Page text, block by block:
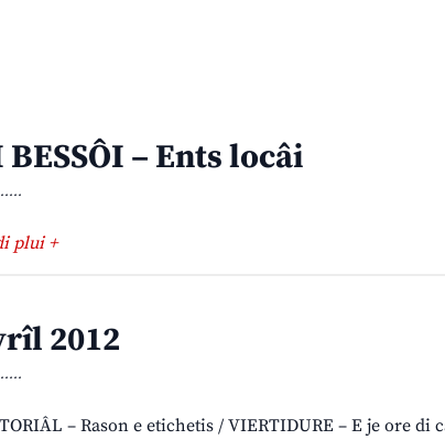
BESSÔI – Ents locâi
plui +
2012
– Rason e etichetis / VIERTIDURE – E je ore di